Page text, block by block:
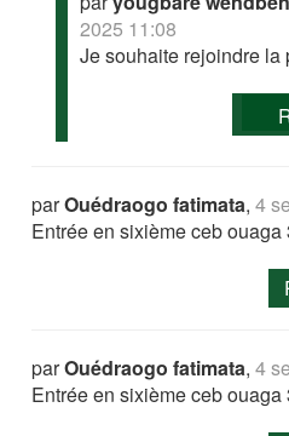
2025 11:08
Je souhaite rejoindre la
parOuédraogo fatimata,4
Entrée en sixième ceb ouaga
parOuédraogo fatimata,4
Entrée en sixième ceb ouaga